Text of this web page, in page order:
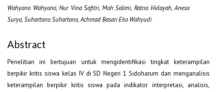
Wahyono Wahyono, Nur Vina Safitri, Moh Salimi, Ratna Hidayah, Anesa
Surya, Suhartono Suhartono, Achmad Basari Eko Wahyudi
Abstract
Penelitian ini bertujuan untuk mengidentifikasi tingkat keterampilan
berpikir kritis siswa kelas IV di SD Negeri 1 Sidoharum dan menganalisis
keterampilan berpikir kritis siswa pada indikator interpretasi, analisis,